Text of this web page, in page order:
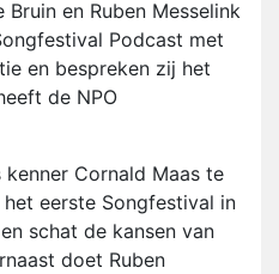
en Ruben Messelink
Podcast met
en bespreken zij het
de NPO
Cornald Maas te
eerste Songfestival in
schat de kansen van
doet Ruben